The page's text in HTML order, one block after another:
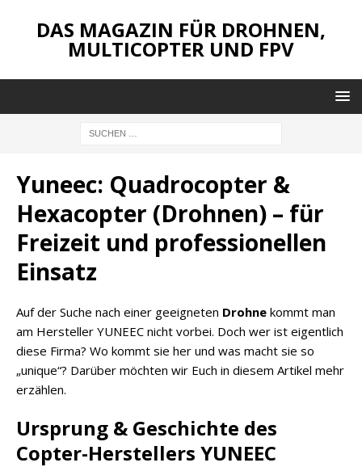
DAS MAGAZIN FÜR DROHNEN,
MULTICOPTER UND FPV
Yuneec: Quadrocopter &
Hexacopter (Drohnen) – für
Freizeit und professionellen
Einsatz
Auf der Suche nach einer geeigneten Drohne kommt man
am Hersteller YUNEEC nicht vorbei. Doch wer ist eigentlich
diese Firma? Wo kommt sie her und was macht sie so
„unique“? Darüber möchten wir Euch in diesem Artikel mehr
erzählen.
Ursprung & Geschichte des
Copter-Herstellers YUNEEC